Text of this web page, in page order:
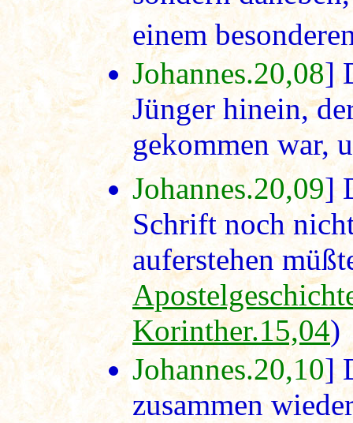
einem
Johannes.20,08]
Jünger hinein,
gekommen war,
Johannes.20,09]
Schrift noch
auferstehen
Korinther.15,04)
Johannes.20,10]
zusammen